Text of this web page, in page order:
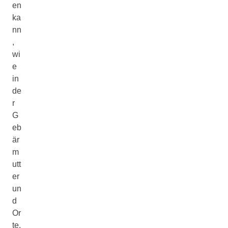
en
ka
nn
,
wi
e
in
de
r
G
eb
är
m
utt
er
un
d
Or
te,